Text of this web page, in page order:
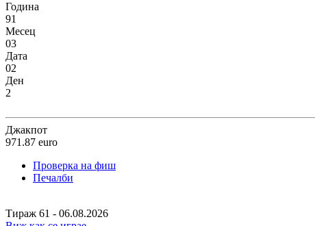
Година
91
Месец
03
Дата
02
Ден
2
Джакпот
971.87 euro
Проверка на фиш
Печалби
Тираж 61 - 06.08.2026